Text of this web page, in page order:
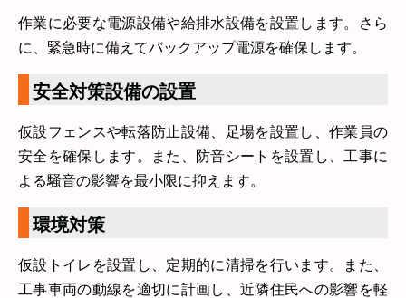
作業に必要な電源設備や給排水設備を設置します。さら
に、緊急時に備えてバックアップ電源を確保します。
安全対策設備の設置
仮設フェンスや転落防止設備、足場を設置し、作業員の
安全を確保します。また、防音シートを設置し、工事に
よる騒音の影響を最小限に抑えます。
環境対策
仮設トイレを設置し、定期的に清掃を行います。また、
工事車両の動線を適切に計画し、近隣住民への影響を軽